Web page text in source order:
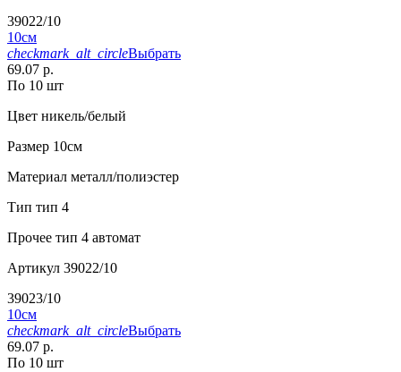
39022/10
10см
checkmark_alt_circleВыбрать
69.07 р.
По 10 шт
Цвет никель/белый
Размер 10см
Материал металл/полиэстер
Тип тип 4
Прочее тип 4 автомат
Артикул 39022/10
39023/10
10см
checkmark_alt_circleВыбрать
69.07 р.
По 10 шт